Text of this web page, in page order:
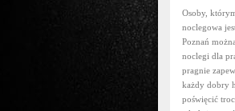
Osoby,
noclegowa
Poznań
noclegi dla
pragnie
każdy dobry
poświęcić